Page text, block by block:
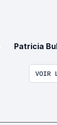
Patricia
VOIR